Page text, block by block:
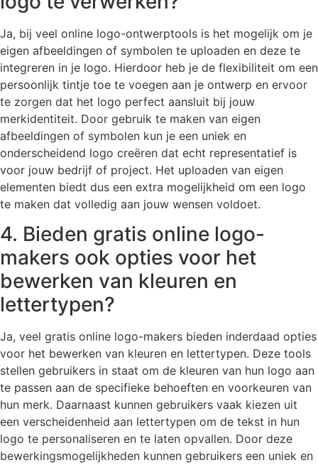
Ja, bij veel online logo-ontwerptools is het mogelijk om je
eigen afbeeldingen of symbolen te uploaden en deze te
integreren in je logo. Hierdoor heb je de flexibiliteit om een
persoonlijk tintje toe te voegen aan je ontwerp en ervoor
te zorgen dat het logo perfect aansluit bij jouw
merkidentiteit. Door gebruik te maken van eigen
afbeeldingen of symbolen kun je een uniek en
onderscheidend logo creëren dat echt representatief is
voor jouw bedrijf of project. Het uploaden van eigen
elementen biedt dus een extra mogelijkheid om een logo
te maken dat volledig aan jouw wensen voldoet.
4. Bieden gratis online logo-
makers ook opties voor het
bewerken van kleuren en
lettertypen?
Ja, veel gratis online logo-makers bieden inderdaad opties
voor het bewerken van kleuren en lettertypen. Deze tools
stellen gebruikers in staat om de kleuren van hun logo aan
te passen aan de specifieke behoeften en voorkeuren van
hun merk. Daarnaast kunnen gebruikers vaak kiezen uit
een verscheidenheid aan lettertypen om de tekst in hun
logo te personaliseren en te laten opvallen. Door deze
bewerkingsmogelijkheden kunnen gebruikers een uniek en